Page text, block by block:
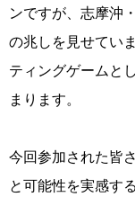
ンですが、志摩沖
の兆しを見せてい
ティングゲームと
まります。
今回参加された皆
と可能性を実感す